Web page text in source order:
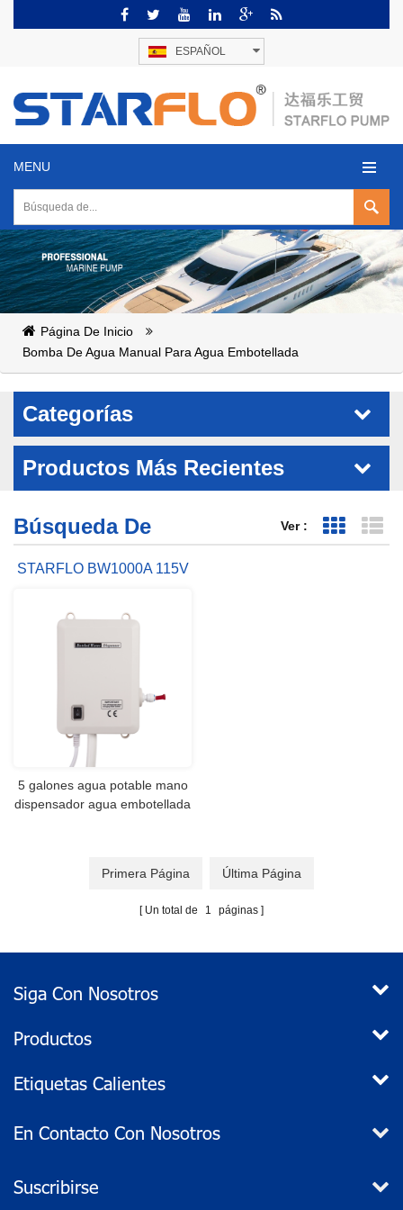
ESPAÑOL
MENU
Página De Inicio
Bomba De Agua Manual Para Agua Embotellada
Categorías
Productos Más Recientes
Búsqueda De Ver : Vista de
STARFLO BW1000A 115V
BOMBA DISPENSADOR
5 galones agua potable mano
dispensador agua embotellada
Primera Página Última Página
Un total de 1 páginas
Siga Con Nosotros
Productos
Etiquetas Calientes
En Contacto Con Nosotros
Suscribirse